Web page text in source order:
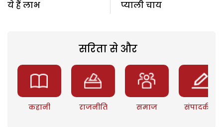
ये हैं लाभ
प्याली चाय
सरिता से और
कहानी राजनीति समाज संपादकीय